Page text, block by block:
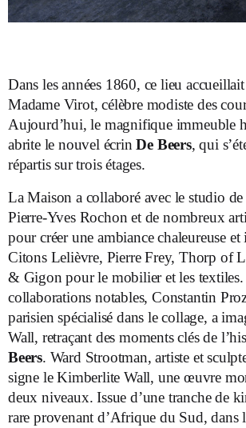
Dans les années 1860, ce lieu
Madame Virot, célèbre modiste des
Aujourd’hui, le magnifique immeuble
abrite le nouvel écrinDe Beers, qui
répartis sur trois étages.
La Maison a collaboré avec le studio
Pierre-Yves Rochon et de nombreux
pour créer une ambiance chaleureuse et
Citons Lelièvre, Pierre Frey, Thorp of
& Gigon pour le mobilier et les textiles.
collaborations notables, Constantin
parisien spécialisé dans le collage, a
Wall, retraçant des moments clés de
Beers. Ward Strootman, artiste et
signe le Kimberlite Wall, une œuvre
deux niveaux. Issue d’une tranche de
rare provenant d’Afrique du Sud, dans